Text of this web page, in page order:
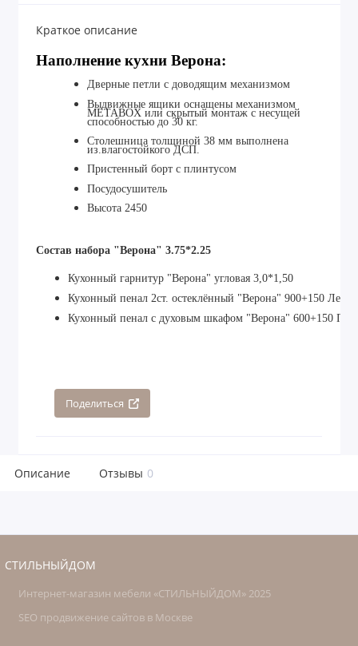
Краткое описание
Наполнение кухни Верона:
Дверные петли с доводящим механизмом
Выдвижные ящики оснащены механизмом
МЕТАBOX или скрытый монтаж с несущей
способностью до 30 кг.
Столешница толщиной 38 мм выполнена
из.влагостойкого ДСП.
Пристенный борт с плинтусом
Посудосушитель
Высота 2450
Состав набора "Верона" 3.75*2.25
Кухонный гарнитур "Верона" угловая 3,0*1,50
Кухонный пенал 2ст. остеклённый "Верона" 900+150
Кухонный пенал с духовым шкафом "Верона" 600+150
Поделиться
Описание Отзывы 0
СТИЛЬНЫЙДОМ
Интернет-магазин мебели «СТИЛЬНЫЙДОМ» 2025
SEO продвижение сайтов в Москве